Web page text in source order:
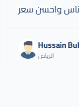
واحسن سعر
Hussain
الرياض